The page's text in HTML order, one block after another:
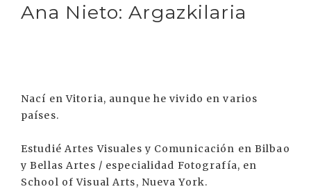
Ana Nieto: Argazkilaria
Nací en Vitoria, aunque he vivido en varios
países.
Estudié Artes Visuales y Comunicación en Bilbao
y Bellas Artes / especialidad Fotografía, en
School of Visual Arts, Nueva York.